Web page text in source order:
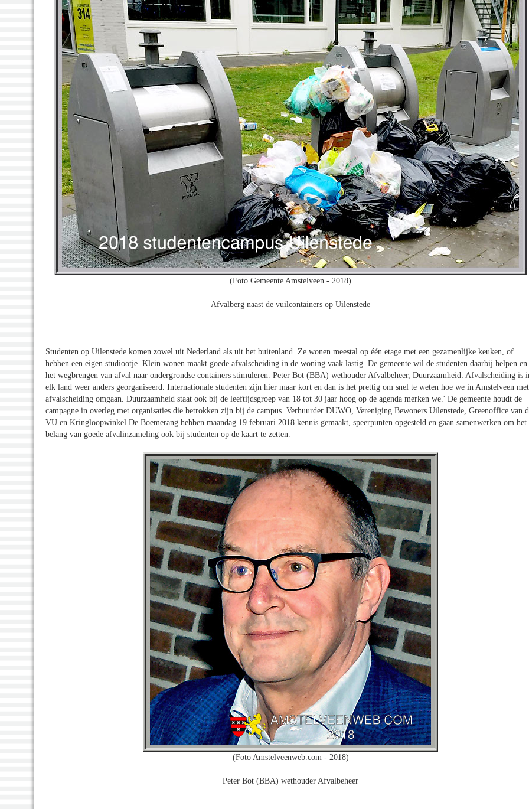
(Foto Gemeente Amstelveen - 2018)
Afvalberg naast de vuilcontainers op Uilenstede
Studenten op Uilenstede komen zowel uit Nederland als uit het buitenland. Ze wonen meestal op één etage met een gezamenlijke keuken, of
hebben een eigen studiootje. Klein wonen maakt goede afvalscheiding in de woning vaak lastig. De gemeente wil de studenten daarbij helpen en
het wegbrengen van afval naar ondergrondse containers stimuleren. Peter Bot (BBA) wethouder Afvalbeheer, Duurzaamheid: Afvalscheiding is
elk land weer anders georganiseerd. Internationale studenten zijn hier maar kort en dan is het prettig om snel te weten hoe we in Amstelveen met
afvalscheiding omgaan. Duurzaamheid staat ook bij de leeftijdsgroep van 18 tot 30 jaar hoog op de agenda merken we.' De gemeente houdt de
campagne in overleg met organisaties die betrokken zijn bij de campus. Verhuurder DUWO, Vereniging Bewoners Uilenstede, Greenoffice van
VU en Kringloopwinkel De Boemerang hebben maandag 19 februari 2018 kennis gemaakt, speerpunten opgesteld en gaan samenwerken om het
belang van goede afvalinzameling ook bij studenten op de kaart te zetten.
(Foto Amstelveenweb.com - 2018)
Peter Bot (BBA) wethouder Afvalbeheer